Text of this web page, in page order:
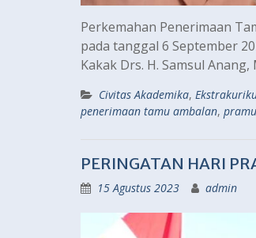
Perkemahan Penerimaan
pada tanggal 6 September
Kakak Drs. H. Samsul
Civitas Akademika,
penerimaan tamu ambalan,
PERINGATAN HARI
15 Agustus 2023 admin